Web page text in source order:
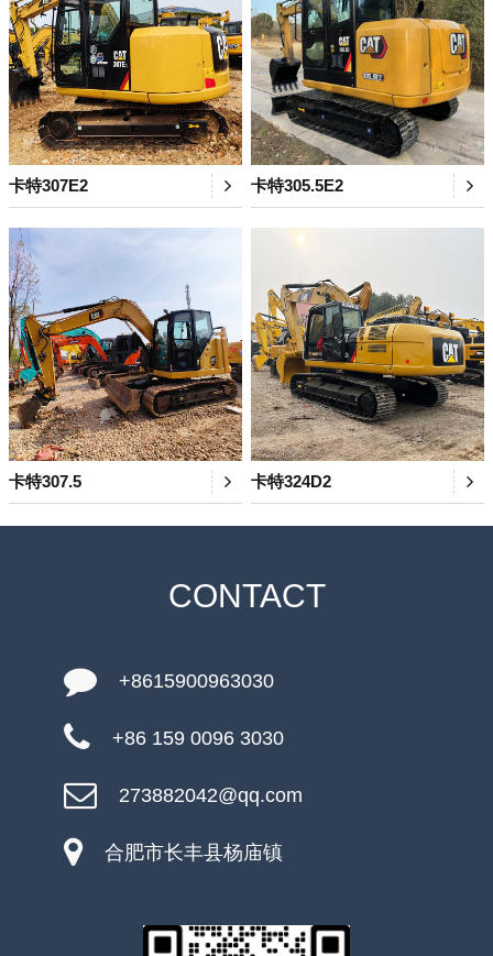
卡特307E2 卡特305.5E2
卡特307.5 卡特324D2
CONTACT
+8615900963030
+86 159 0096 3030
273882042@qq.com
合肥市长丰县杨庙镇